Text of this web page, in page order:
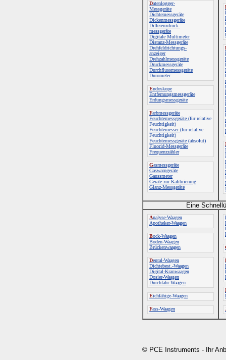
Datenlogger-
Messgeräte
Dichtemessgeräte
Dickenmessgeräte
Differenzdruck-
messgeräte
Digitale Multimeter
Distanz-Messgeräte
Drehfeldrichtungs-
anzeiger
Drehzahlmessgeräte
Druckmessgeräte
Durchflussmessgeräte
Durometer
Endoskope
Entfernungsmessgeräte
Erdungsmessgeräte
Farbmessgeräte
Feuchtemessgeräte (für relative
Feuchtigkeit)
Feuchtemesser(für relative
Feuchtigkeit)
Feuchtemessgeräte (absolut)
Fluorid-Messgeräte
Frequenzzähler
Gasmessgeräte
Gaswarngeräte
Gaussmeter
Geräte zur Kalibrierung
Glanz-Messgeräte
Eine
Analyse-Waagen
Apotheker-Waagen
Bock-Waagen
Boden-Waagen
Brückenwaagen
Dental-Waagen
Dichtebest.-Waagen
Digital-Kranwaagen
Dosier-Waagen
Durchfahr-Waagen
Eichfähige-Waagen
Fass-Waagen
© PCE Instruments - Ihr